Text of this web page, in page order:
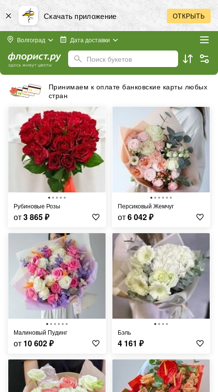
Скачать приложение ОТКРЫТЬ
Волгоград Дата доставки
Поиск букетов
Бесплатная доставка в пределах города
Рубиновые Розы
от3 865₽
Персиковый Жемчуг
от6 042₽
Малиновый Пудинг
от 10 602₽
Бэль
4 161 ₽